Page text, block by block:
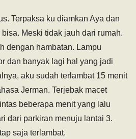
Terpaksa ku diamkan Aya dan
Meski tidak jauh dari rumah.
dengan hambatan. Lampu
dan banyak lagi hal yang jadi
aku sudah terlambat 15 menit
Jerman. Terjebak macet
beberapa menit yang lalu
dari parkiran menuju lantai 3.
saja terlambat.